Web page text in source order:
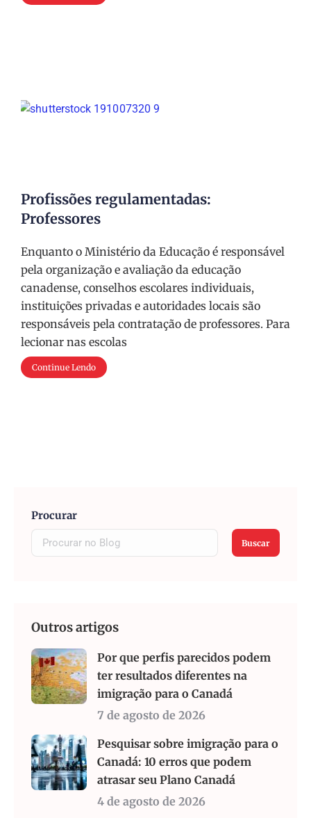
Profissões regulamentadas:
Professores
Enquanto o Ministério da Educação é responsável ​​
pela organização e avaliação da educação
canadense, conselhos escolares individuais,
instituições privadas e autoridades locais são
responsáveis ​​pela contratação de professores. Para
lecionar nas escolas
Continue Lendo
Procurar
Buscar
Outros artigos
Por que perfis parecidos podem
ter resultados diferentes na
imigração para o Canadá
7 de agosto de 2026
Pesquisar sobre imigração para o
Canadá: 10 erros que podem
atrasar seu Plano Canadá
4 de agosto de 2026